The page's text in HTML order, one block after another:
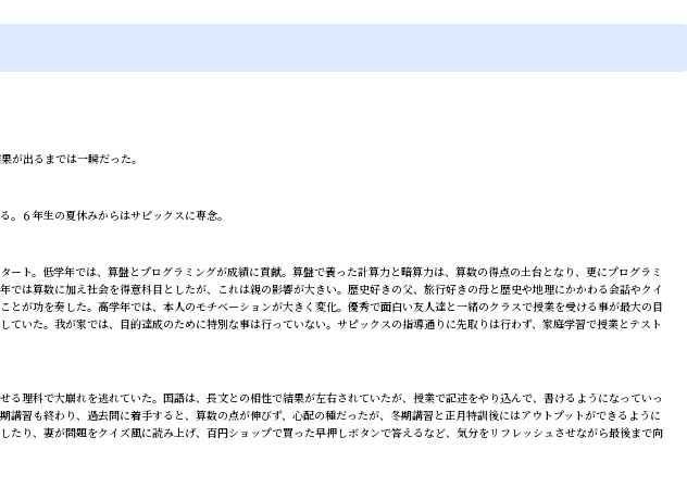
が出るまでは一瞬だった。
６年生の夏休みからはサピックスに専念。
ト。低学年では、算盤とプログラミングが成績に貢献。算盤で養った計算力と暗算力は、算数の得点の土台となり、更にプログラミ
では算数に加え社会を得意科目としたが、これは親の影響が大きい。歴史好きの父、旅行好きの母と歴史や地理にかかわる会話やクイ
とが功を奏した。高学年では、本人のモチベーションが大きく変化。優秀で面白い友人達と一緒のクラスで授業を受ける事が最大の目
いた。我が家では、目的達成のために特別な事は行っていない。サピックスの指導通りに先取りは行わず、家庭学習で授業とテスト
理科で大崩れを逃れていた。国語は、長文との相性で結果が左右されていたが、授業で記述をやり込んで、書けるようになっていっ
習も終わり、過去問に着手すると、算数の点が伸びず、心配の種だったが、冬期講習と正月特訓後にはアウトプットができるように
たり、妻が問題をクイズ風に読み上げ、百円ショップで買った早押しボタンで答えるなど、気分をリフレッシュさせながら最後まで向